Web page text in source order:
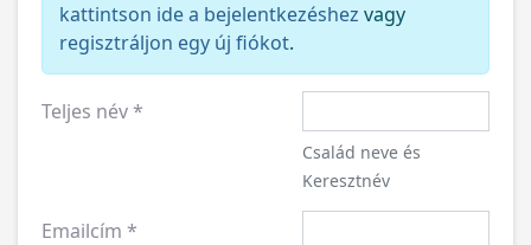
kattintson ide a bejelentkezéshez vagy
regisztráljon egy új fiókot.
Teljes név*
Család neve és
Keresztnév
Emailcím *